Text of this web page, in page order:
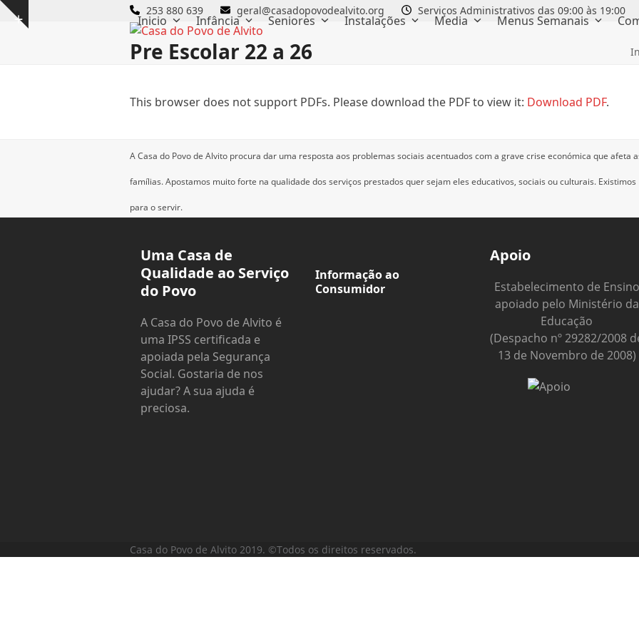
Skip
Show
253 880 639 geral@casadopovodealvito.org Serviços Administrativos das 09:00 às 19:00
Inicio Infância Seniores Instalações Media Menus Semanais
Pre Escolar 22 a 26
This browser does not support PDFs. Please download the PDF to view it: Download PDF.
A Casa do Povo de Alvito procura dar uma resposta aos problemas sociais acentuados com a grave crise económica que afeta
famílias.Apostamos muito forte na qualidade dos serviços prestados quer sejam eles educativos, sociais ou culturais. Existimos
para o servir.
Uma Casa de
Qualidade ao Serviço
do Povo
A Casa do Povo de Alvito é
uma IPSS certificada e
apoiada pela Segurança
Social. Gostaria de nos
ajudar? A sua ajuda é
preciosa.
Informação ao
Consumidor
Apoio
Estabelecimento de Ensino
apoiado pelo Ministério da
Educação
(Despacho nº 29282/2008
13 de Novembro de 2008)
Casa do Povo de Alvito 2019. ©Todos os direitos reservados.